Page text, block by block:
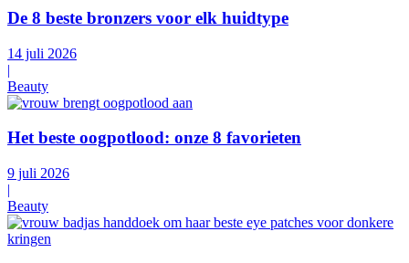
De 8 beste bronzers voor elk huidtype
14 juli 2026
|
Beauty
Het beste oogpotlood: onze 8 favorieten
9 juli 2026
|
Beauty